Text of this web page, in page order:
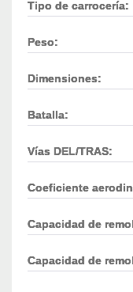
Tipo de carrocería:
Peso:
Dimensiones:
Batalla:
Vías DEL/TRAS:
Coeficiente
Capacidad de
Capacidad de